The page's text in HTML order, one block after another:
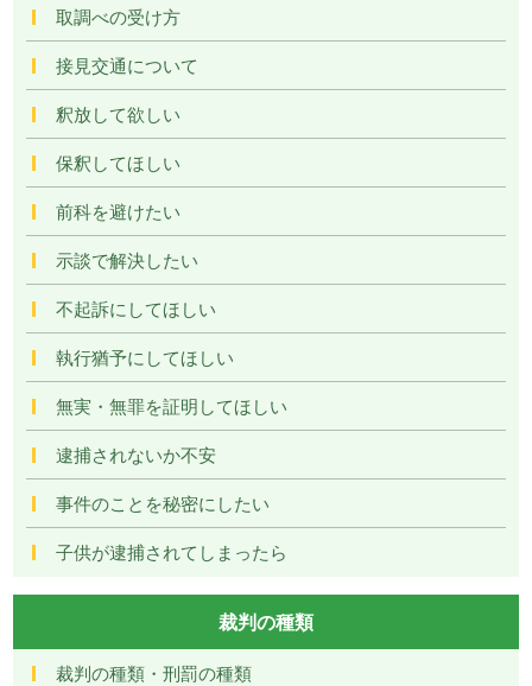
取調べの受け方
接見交通について
釈放して欲しい
保釈してほしい
前科を避けたい
示談で解決したい
不起訴にしてほしい
執行猶予にしてほしい
無実・無罪を証明してほしい
逮捕されないか不安
事件のことを秘密にしたい
子供が逮捕されてしまったら
裁判の種類
裁判の種類・刑罰の種類